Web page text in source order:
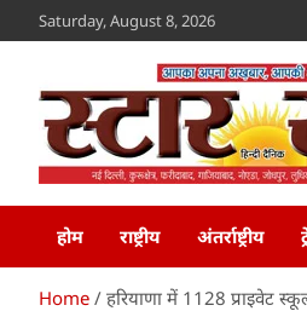
to
Saturday, August 8, 2026
Star
होम
राष्ट्रीय अंतर्राष्ट्रीय
Home हरियाणा में 1128 प्राइवेट